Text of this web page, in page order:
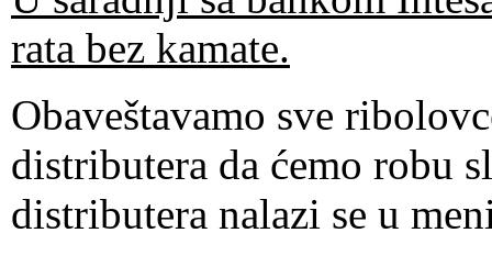
rata bez kamate.
Obaveštavamo sve
distributera da ćemo robu
distributera nalazi se u